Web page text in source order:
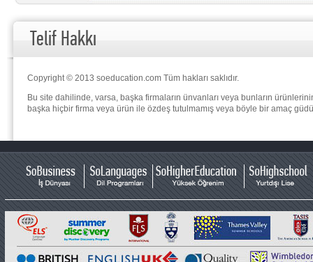
EMBASSY ENGLISH Türk öğrenciler için özel
İRLANDA'dan Türk öğrencilerine özel teklifleri...
Telif Hakkı
Copyright © 2013 soeducation.com Tüm hakları saklıdır.
Bu site dahilinde, varsa, başka firmaların ünvanları veya bunların
başka hiçbir firma veya ürün ile özdeş tutulmamış veya böyle bir amaç